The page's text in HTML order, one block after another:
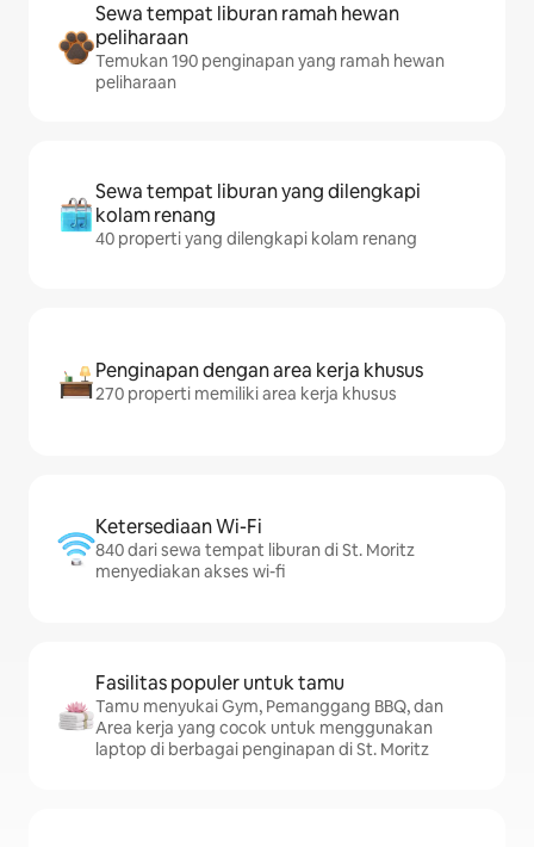
Sewa tempat liburan ramah hewan
peliharaan
Temukan 190 penginapan yang ramah hewan
peliharaan
Sewa tempat liburan yang dilengkapi
kolam renang
40 properti yang dilengkapi kolam renang
Penginapan dengan area kerja khusus
270 properti memiliki area kerja khusus
Ketersediaan Wi-Fi
840 dari sewa tempat liburan di St. Moritz
menyediakan akses wi-fi
Fasilitas populer untuk tamu
Tamu menyukai Gym, Pemanggang BBQ, dan
Area kerja yang cocok untuk menggunakan
laptop di berbagai penginapan di St. Moritz